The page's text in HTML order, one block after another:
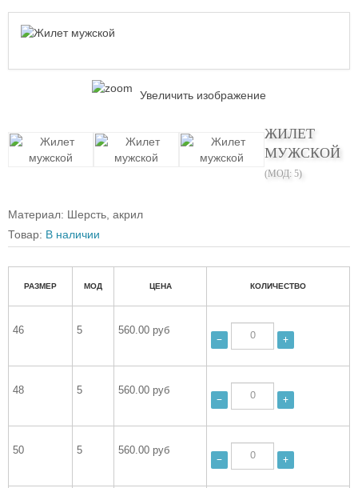
Увеличить изображение
ЖИЛЕТ
МУЖСКОЙ
(МОД: 5)
Материал: Шерсть, акрил
Товар: В наличии
РАЗМЕР МОД ЦЕНА КОЛИЧЕСТВО
46 5
560.00 руб
−
+
48 5
560.00 руб
−
+
50 5
560.00 руб
−
+